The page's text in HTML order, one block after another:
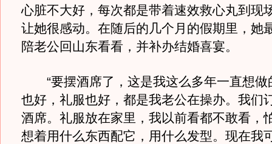
心脏不大好，每次都是带着速效救心丸到现
让她很感动。在随后的几个月的假期里，她
陪老公回山东看看，并补办结婚喜宴。
“要摆酒席了，这是我这么多年一直想做
也好，礼服也好，都是我老公在操办。我们
酒席。礼服放在家里，我以前看都不敢看，
想着用什么东西配它，用什么发型。现在我